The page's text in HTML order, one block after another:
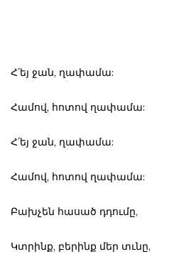
Հ՛եյ ջան, ղափամա:
Համով, հոտով ղափամա:
Հ՛եյ ջան, ղափամա:
Համով, հոտով ղափամա:
Բախչեն հասած դդումը,
Կտրինք, բերինք մեր տւնը,